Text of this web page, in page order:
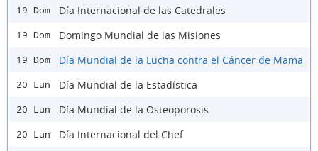
19 Dom Día Internacional de las Catedrales
19 Dom Domingo Mundial de las Misiones
19 Dom Día Mundial de la Lucha contra el Cáncer de Mama
20 Lun Día Mundial de la Estadística
20 Lun Día Mundial de la Osteoporosis
20 Lun Día Internacional del Chef